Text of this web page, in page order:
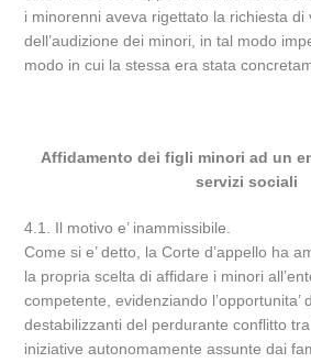
i minorenni aveva rigettato la richiesta di
dell’audizione dei minori, in tal modo
modo in cui la stessa era stata
Affidamento dei figli minori ad un
servizi sociali
4.1. Il motivo e’ inammissibile.
Come si e’ detto, la Corte d’appello ha
la propria scelta di affidare i minori
competente, evidenziando l’opportunita’
destabilizzanti del perdurante conflitto
iniziative autonomamente assunte dai